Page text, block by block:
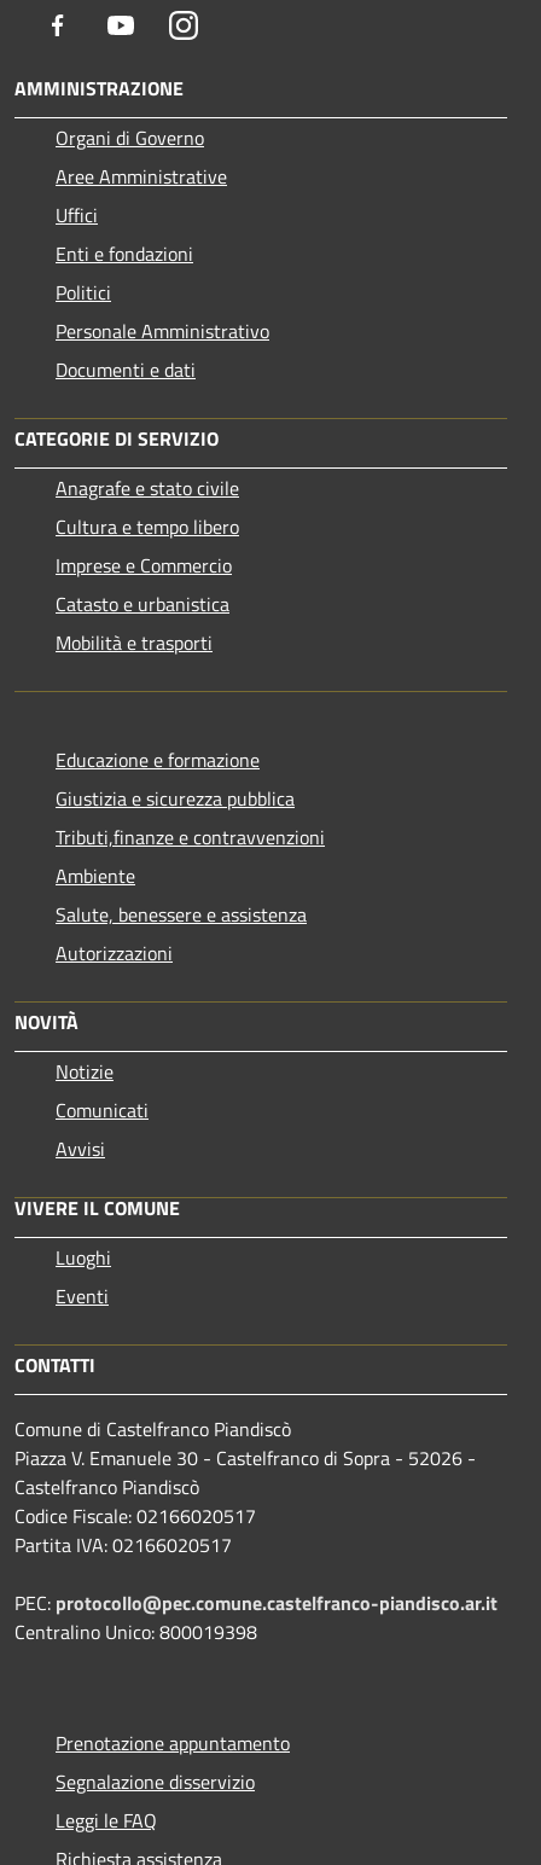
Facebook YoutubeInstagram
AMMINISTRAZIONE
Organi di Governo
Aree Amministrative
Uffici
Enti e fondazioni
Politici
Personale Amministrativo
Documenti e dati
CATEGORIE DI SERVIZIO
Anagrafe e stato civile
Cultura e tempo libero
Imprese e Commercio
Catasto e urbanistica
Mobilità e trasporti
Educazione e formazione
Giustizia e sicurezza pubblica
Tributi,finanze e contravvenzioni
Ambiente
Salute, benessere e assistenza
Autorizzazioni
NOVITÀ
Notizie
Comunicati
Avvisi
VIVERE IL COMUNE
Luoghi
Eventi
CONTATTI
Comune di Castelfranco Piandiscò
Piazza V. Emanuele 30 - Castelfranco di Sopra - 52026 -
Castelfranco Piandiscò
Codice Fiscale: 02166020517
Partita IVA: 02166020517
PEC: protocollo@pec.comune.castelfranco-piandisco.ar.it
Centralino Unico: 800019398
Prenotazione appuntamento
Segnalazione disservizio
Leggi le FAQ
Richiesta assistenza